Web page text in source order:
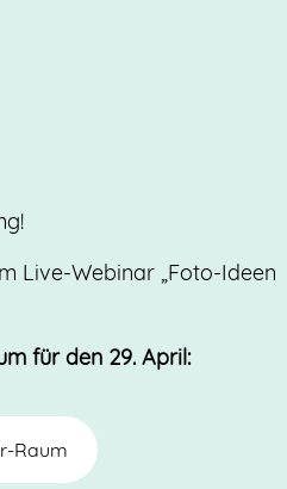
Live-Webinar „Foto-Ideen
für den 29. April:
Raum